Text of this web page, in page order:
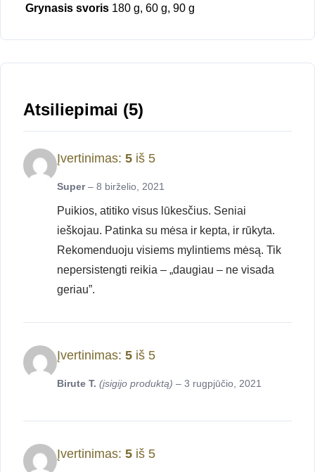
Grynasis svoris 180 g, 60 g, 90 g
Atsiliepimai (5)
Įvertinimas: 5 iš 5
Super– 8 birželio, 2021
Puikios, atitiko visus lūkesčius. Seniai
ieškojau. Patinka su mėsa ir kepta, ir rūkyta.
Rekomenduoju visiems mylintiems mėsą. Tik
nepersistengti reikia – „daugiau – ne visada
geriau”.
Įvertinimas: 5 iš 5
Birute T. (įsigijo produktą) – 3 rugpjūčio, 2021
Įvertinimas: 5 iš 5